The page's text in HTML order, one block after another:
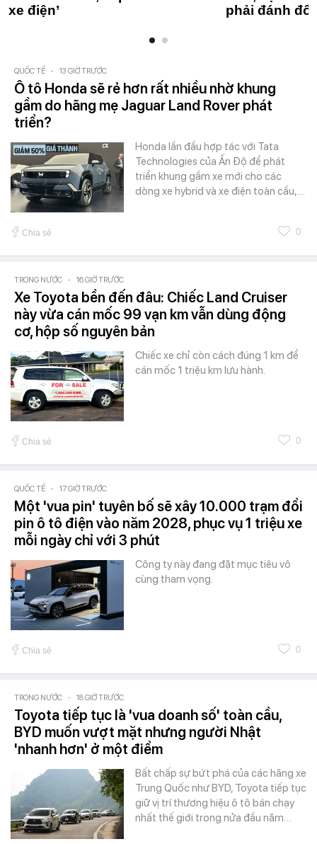
xe điện’
phải đánh
QUỐC TẾ - 13 GIỜ TRƯỚC
Ô tô Honda sẽ rẻ hơn rất nhiều nhờ khung
gầm do hãng mẹ Jaguar Land Rover phát
triển?
Honda lần đầu hợp tác với Tata
Technologies của Ấn Độ để phát
triển khung gầm xe mới cho các
dòng xe hybrid và xe điện toàn cầu,…
Chia sẻ 0
TRONG NƯỚC - 16 GIỜ TRƯỚC
Xe Toyota bền đến đâu: Chiếc Land Cruiser
này vừa cán mốc 99 vạn km vẫn dùng động
cơ, hộp số nguyên bản
Chiếc xe chỉ còn cách đúng 1 km để
cán mốc 1 triệu km lưu hành.
Chia sẻ 0
QUỐC TẾ - 17 GIỜ TRƯỚC
Một 'vua pin' tuyên bố sẽ xây 10.000 trạm đổi
pin ô tô điện vào năm 2028, phục vụ 1 triệu xe
mỗi ngày chỉ với 3 phút
Công ty này đang đặt mục tiêu vô
cùng tham vọng.
Chia sẻ 0
TRONG NƯỚC - 18 GIỜ TRƯỚC
Toyota tiếp tục là 'vua doanh số' toàn cầu,
BYD muốn vượt mặt nhưng người Nhật
'nhanh hơn' ở một điểm
Bất chấp sự bứt phá của các hãng xe
Trung Quốc như BYD, Toyota tiếp tục
giữ vị trí thương hiệu ô tô bán chạy
nhất thế giới trong nửa đầu năm…